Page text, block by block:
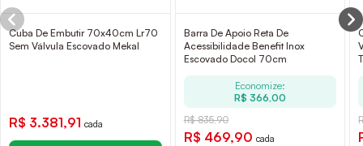
Cuba De Embutir 70x40cm Lr70
Sem Válvula Escovado Mekal
R$ 3.381,91 cada
Barra De Apoio Reta De
Acessibilidade Benefit Inox
Escovado Docol 70cm
Economize:
R$ 366,00
R$ 835,90
R$ 469,90 cada